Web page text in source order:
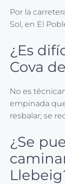
Por la
Sol, en El
¿Es
Cova
No es
empinada
resbalar; se
¿Se